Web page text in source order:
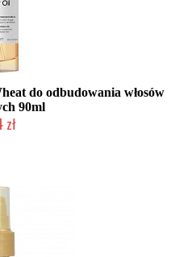
do odbudowania włosów
90ml
zł